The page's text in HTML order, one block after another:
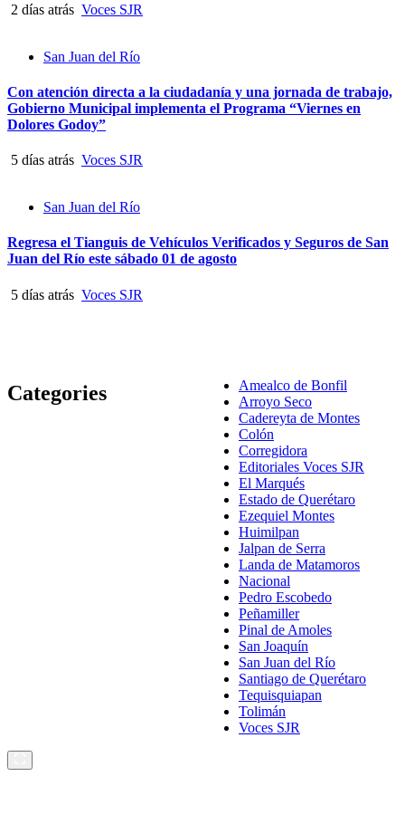
2 días atrás Voces SJR
San Juan del Río
Con atención directa a la ciudadanía y una jornada de trabajo,
Gobierno Municipal implementa el Programa “Viernes en
Dolores Godoy”
5 días atrás Voces SJR
San Juan del Río
Regresa el Tianguis de Vehículos Verificados y Seguros de San
Juan del Río este sábado 01 de agosto
5 días atrás Voces SJR
Categories
Amealco de Bonfil
Arroyo Seco
Cadereyta de Montes
Colón
Corregidora
Editoriales Voces SJR
El Marqués
Estado de Querétaro
Ezequiel Montes
Huimilpan
Jalpan de Serra
Landa de Matamoros
Nacional
Pedro Escobedo
Peñamiller
Pinal de Amoles
San Joaquín
San Juan del Río
Santiago de Querétaro
Tequisquiapan
Tolimán
Voces SJR